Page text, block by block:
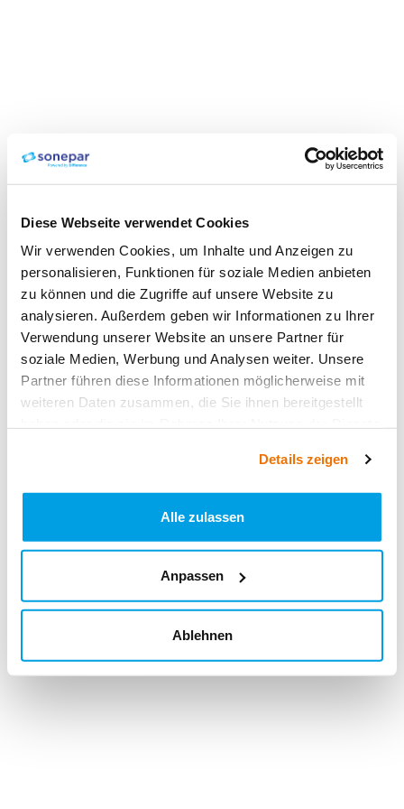
Diese Webseite verwendet Cookies
Wir verwenden Cookies, um Inhalte und Anzeigen zu
personalisieren, Funktionen für soziale Medien anbieten
zu können und die Zugriffe auf unsere Website zu
analysieren. Außerdem geben wir Informationen zu Ihrer
Verwendung unserer Website an unsere Partner für
soziale Medien, Werbung und Analysen weiter. Unsere
Partner führen diese Informationen möglicherweise mit
weiteren Daten zusammen, die Sie ihnen bereitgestellt
Details zeigen
Alle zulassen
Anpassen
Ablehnen